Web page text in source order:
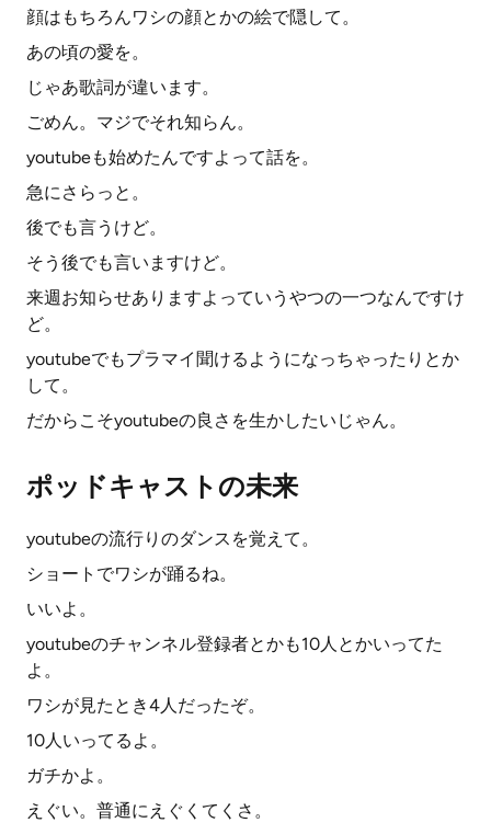
顔はもちろんワシの顔とかの絵で隠して。
あの頃の愛を。
じゃあ歌詞が違います。
ごめん。マジでそれ知らん。
youtubeも始めたんですよって話を。
急にさらっと。
後でも言うけど。
そう後でも言いますけど。
来週お知らせありますよっていうやつの一つなんですけ
ど。
youtubeでもプラマイ聞けるようになっちゃったりとか
して。
だからこそyoutubeの良さを生かしたいじゃん。
ポッドキャストの未来
youtubeの流行りのダンスを覚えて。
ショートでワシが踊るね。
いいよ。
youtubeのチャンネル登録者とかも10人とかいってた
よ。
ワシが見たとき4人だったぞ。
10人いってるよ。
ガチかよ。
えぐい。普通にえぐくてくさ。